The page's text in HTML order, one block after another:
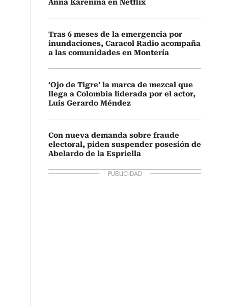
Anna Karenina en Netflix
Tras 6 meses de la emergencia por
inundaciones, Caracol Radio acompaña
a las comunidades en Montería
‘Ojo de Tigre’ la marca de mezcal que
llega a Colombia liderada por el actor,
Luis Gerardo Méndez
Con nueva demanda sobre fraude
electoral, piden suspender posesión de
Abelardo de la Espriella